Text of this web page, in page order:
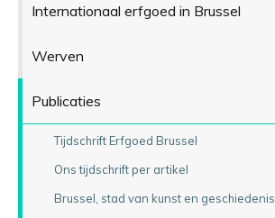
Internationaal erfgoed in Brussel
Werven
Publicaties
Tijdschrift Erfgoed Brussel
Ons tijdschrift per artikel
Brussel, stad van kunst en geschiedenis